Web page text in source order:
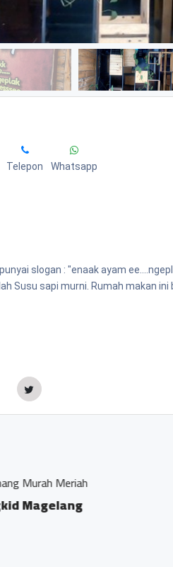
Telepon Whatsapp
slogan : "enaak ayam
Susu sapi murni. Rumah makan
Jl.Mayor Kusen Mendut II,